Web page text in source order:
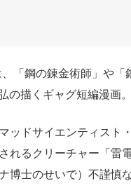
、「鋼の錬金術師」や「
の描くギャグ短編漫画。
ッドサイエンティスト
れるクリーチャー「雷
博士のせいで）不謹慎